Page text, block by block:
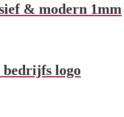
& modern 1mm
bedrijfs logo